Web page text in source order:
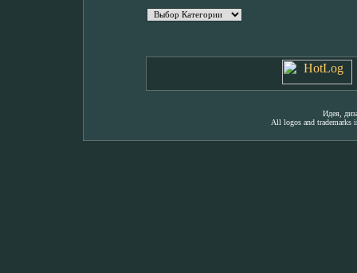
Идея,
All logos and trademarks